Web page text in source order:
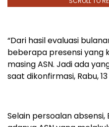
“Dari hasil evaluasi
beberapa presensi yang
masing ASN. Jadi ada
saat dikonfirmasi, Rabu,
Selain persoalan absensi,